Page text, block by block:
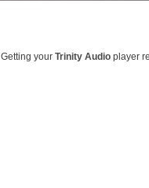
Getting yourTrinity Audio player